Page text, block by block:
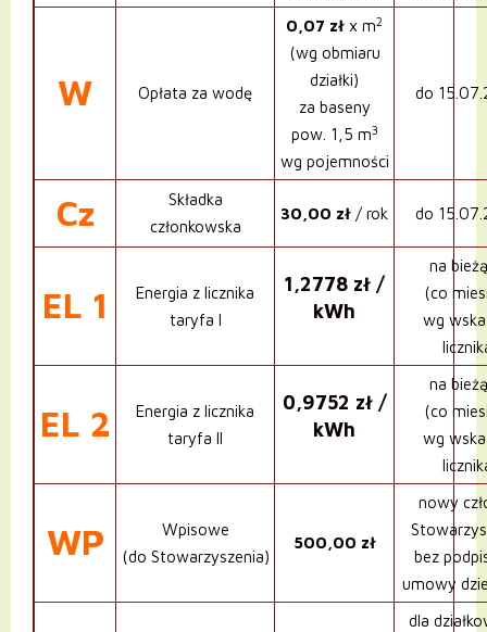
W Opłata za wodę
0,07 zł x m2
(wg obmiaru
działki)
za baseny
pow. 1,5 m3
wg pojemności
do
Cz
Składka
członkowska
30,00 zł / rok do
EL 1
Energia z licznika
taryfa I
1,2778 zł /
kWh
na
(co
wg
EL 2
Energia z licznika
taryfa II
0,9752 zł /
kWh
na
(co
wg
WP
Wpisowe
(do Stowarzyszenia)
500,00 zł
nowy
bez
umowy
dla